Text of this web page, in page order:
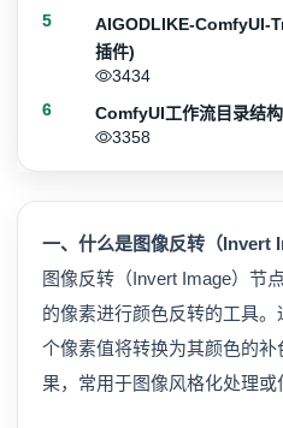
一、什么是图像反转（Invert
图像反转（Invert Image）节
的像素进行颜色反转的工具
个像素值将转换为其颜色的
果，常用于图像风格化处理或
5
AIGODLIKE-ComfyUI-
插件)
3434
6
ComfyUI工作流目录结
3358